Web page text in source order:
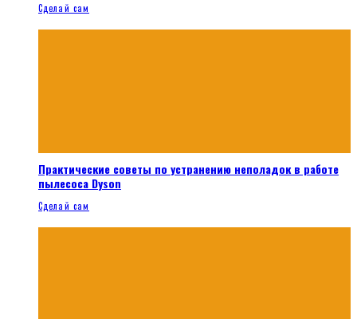
Сделай сам
Практические советы по устранению неполадок в работе
пылесоса Dyson
Сделай сам